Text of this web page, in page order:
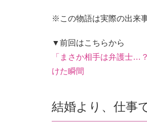
※この物語は実際の出来
▼前回はこちらから
「まさか相手は弁護士…
けた瞬間
結婚より、仕事